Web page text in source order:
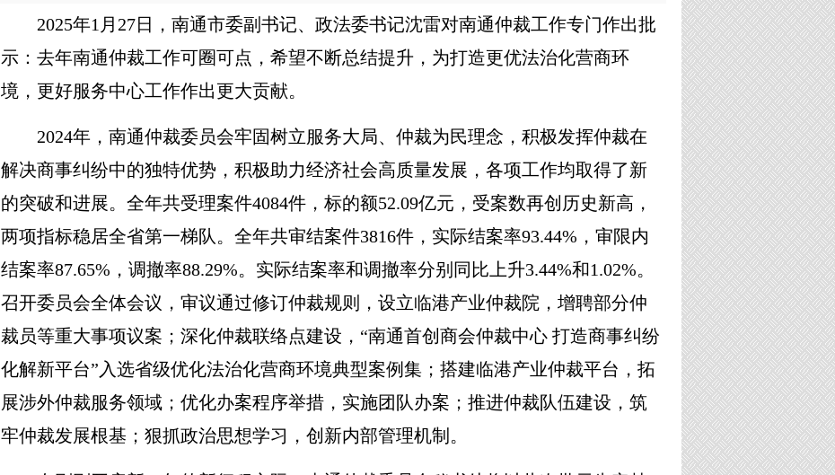
2025年1月27日，南通市委副书记、政法委书记沈雷对南通仲裁工作专门作出批
示：去年南通仲裁工作可圈可点，希望不断总结提升，为打造更优法治化营商环
境，更好服务中心工作作出更大贡献。
2024年，南通仲裁委员会牢固树立服务大局、仲裁为民理念，积极发挥仲裁在
解决商事纠纷中的独特优势，积极助力经济社会高质量发展，各项工作均取得了新
的突破和进展。全年共受理案件4084件，标的额52.09亿元，受案数再创历史新高，
两项指标稳居全省第一梯队。全年共审结案件3816件，实际结案率93.44%，审限内
结案率87.65%，调撤率88.29%。实际结案率和调撤率分别同比上升3.44%和1.02%。
召开委员会全体会议，审议通过修订仲裁规则，设立临港产业仲裁院，增聘部分仲
裁员等重大事项议案；深化仲裁联络点建设，“南通首创商会仲裁中心 打造商事纠纷
化解新平台”入选省级优化法治化营商环境典型案例集；搭建临港产业仲裁平台，拓
展涉外仲裁服务领域；优化办案程序举措，实施团队办案；推进仲裁队伍建设，筑
牢仲裁发展根基；狠抓政治思想学习，创新内部管理机制。